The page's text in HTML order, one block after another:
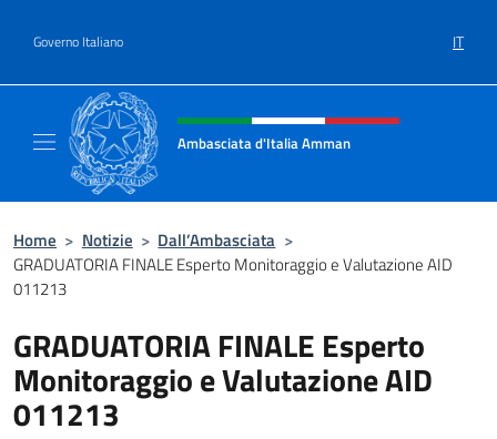
Governo Italiano IT
Intestazione sito, social e menù
Ambasciata d'Italia Amman
Home > Notizie > Dall’Ambasciata >
GRADUATORIA FINALE Esperto Monitoraggio e Valutazione AID
011213
GRADUATORIA FINALE Esperto
Monitoraggio e Valutazione AID
011213